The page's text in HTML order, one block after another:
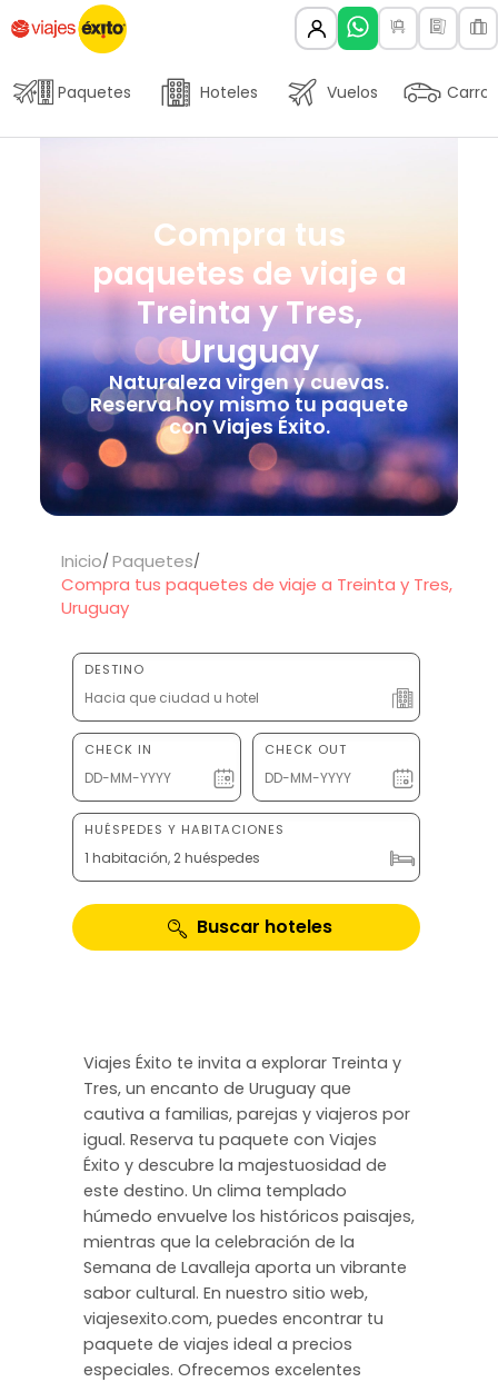
Paquetes Hoteles Vuelos Carros
Compra tus
paquetes de viaje a
Treinta y Tres,
Uruguay
Naturaleza virgen y cuevas.
Reserva hoy mismo tu paquete
con Viajes Éxito.
Inicio Paquetes
Compra tus paquetes de viaje a Treinta y Tres,
Uruguay
DESTINO
CHECK IN CHECK OUT
HUÉSPEDES Y HABITACIONES
1 habitación, 2 huéspedes
Buscar hoteles
Viajes Éxito te invita a explorar Treinta y
Tres, un encanto de Uruguay que
cautiva a familias, parejas y viajeros por
igual. Reserva tu paquete con Viajes
Éxito y descubre la majestuosidad de
este destino. Un clima templado
húmedo envuelve los históricos paisajes,
mientras que la celebración de la
Semana de Lavalleja aporta un vibrante
sabor cultural. En nuestro sitio web,
viajesexito.com, puedes encontrar tu
paquete de viajes ideal a precios
especiales. Ofrecemos excelentes